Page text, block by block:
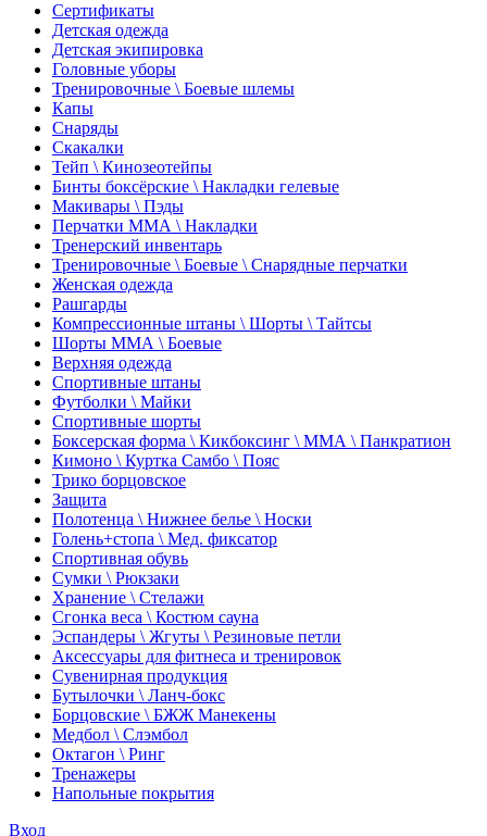
Сертификаты
Детская одежда
Детская экипировка
Головные уборы
Тренировочные \ Боевые шлемы
Капы
Снаряды
Скакалки
Тейп \ Кинозеотейпы
Бинты боксёрские \ Накладки гелевые
Макивары \ Пэды
Перчатки ММА \ Накладки
Тренерский инвентарь
Тренировочные \ Боевые \ Снарядные перчатки
Женская одежда
Рашгарды
Компрессионные штаны \ Шорты \ Тайтсы
Шорты ММА \ Боевые
Верхняя одежда
Спортивные штаны
Футболки \ Майки
Спортивные шорты
Боксерская форма \ Кикбоксинг \ ММА \ Панкратион
Кимоно \ Куртка Самбо \ Пояс
Трико борцовское
Защита
Полотенца \ Нижнее белье \ Носки
Голень+стопа \ Мед. фиксатор
Спортивная обувь
Сумки \ Рюкзаки
Хранение \ Стелажи
Сгонка веса \ Костюм сауна
Эспандеры \ Жгуты \ Резиновые петли
Аксессуары для фитнеса и тренировок
Сувенирная продукция
Бутылочки \ Ланч-бокс
Борцовские \ БЖЖ Манекены
Медбол \ Слэмбол
Октагон \ Ринг
Тренажеры
Напольные покрытия
Вход